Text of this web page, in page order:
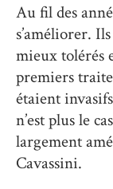
Au fil des
s’améliorer.
mieux tolérés
premiers
étaient
n’est plus le
largement
Cavassini.